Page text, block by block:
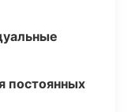
постоянных